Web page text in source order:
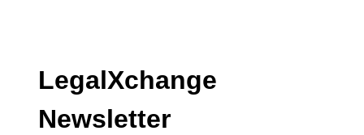
LegalXchange
Newsletter